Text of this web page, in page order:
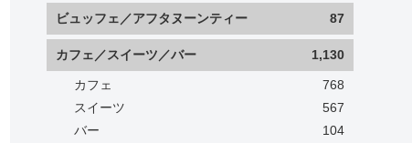
ビュッフェ／アフタヌーンティー 87
カフェ／スイーツ／バー 1,130
カフェ
768
スイーツ
567
バー
104